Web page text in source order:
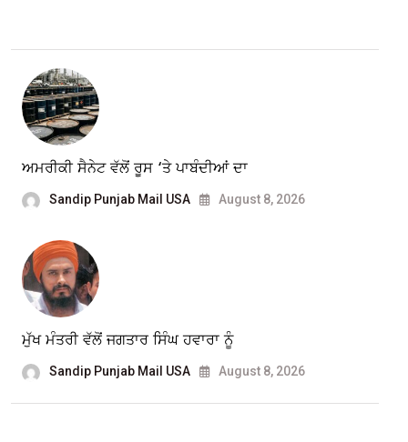
ਅਮਰੀਕੀ ਸੈਨੇਟ ਵੱਲੋਂ ਰੂਸ ‘ਤੇ ਪਾਬੰਦੀਆਂ ਦਾ
Sandip Punjab Mail USA August 8, 2026
ਮੁੱਖ ਮੰਤਰੀ ਵੱਲੋਂ ਜਗਤਾਰ ਸਿੰਘ ਹਵਾਰਾ ਨੂੰ
Sandip Punjab Mail USA August 8, 2026